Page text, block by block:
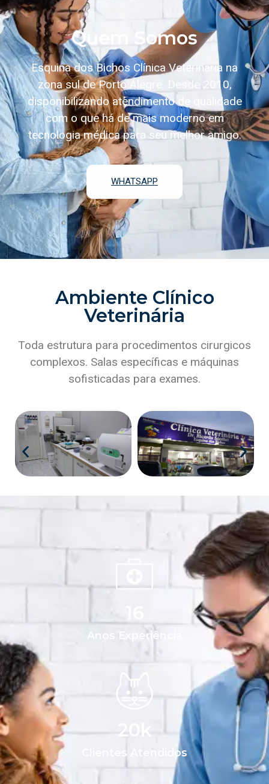
Quem Somos
Esquina dos Bichos Clínica Veterinária na
zona sul de Porto Alegre. Desde 2010,
disponibilizando atendimento de qualidade
com o que há de mais moderno em
tecnologia médica para seu melhor amigo.
WHATSAPP
Ambiente Clínico
Veterinária
Toda estrutura para procedimentos cirurgicos
complexos. Salas específicas e máquinas
sofisticadas para exames.
Anos Experiência
16
Clientes Atendidos
20 k